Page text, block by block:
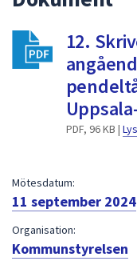
12.
PDF, 96 KB |
Mötesdatum:
11 september 2024
Organisation:
Kommunstyrelsen